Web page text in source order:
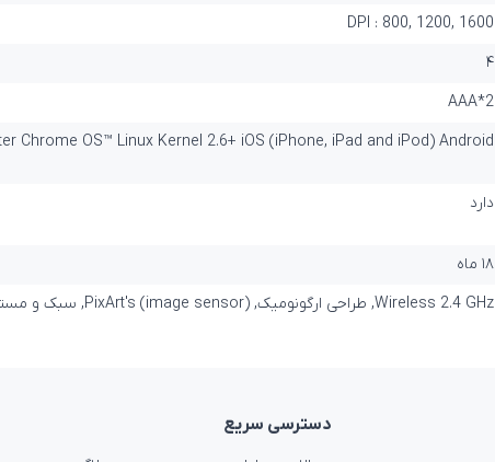
DPI : 800, 1200, 1600
۴
2*AAA
OS™ Linux Kernel 2.6+ iOS (iPhone, iPad and iPod) Android™
دارد
۱۸ ماه
Wireless 2.4 GHz, طراحی ارگونومیک, PixArt's (image sensor), سبک و مستحکم, سنسور اپتیکال دقیق, قابلیت استفاده بر روی اکثر سطوح, قابلیت تغییر DPI
دسترسی‌ سریع